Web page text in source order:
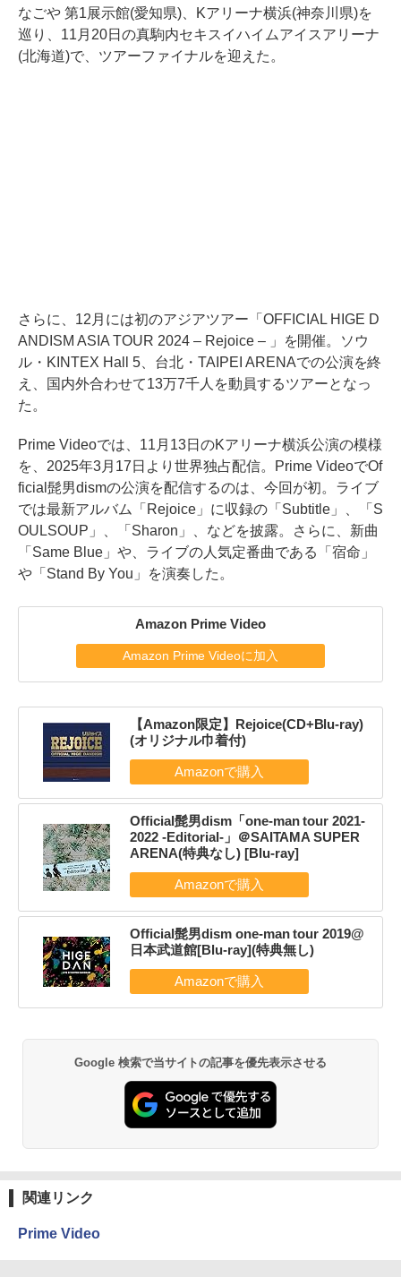
なごや 第1展示館(愛知県)、Kアリーナ横浜(神奈川県)を
巡り、11月20日の真駒内セキスイハイムアイスアリーナ
(北海道)で、ツアーファイナルを迎えた。
さらに、12月には初のアジアツアー「OFFICIAL HIGE D
ANDISM ASIA TOUR 2024 – Rejoice – 」を開催。ソウ
ル・KINTEX Hall 5、台北・TAIPEI ARENAでの公演を終
え、国内外合わせて13万7千人を動員するツアーとなっ
た。
Prime Videoでは、11月13日のKアリーナ横浜公演の模様
を、2025年3月17日より世界独占配信。Prime VideoでOf
ficial髭男dismの公演を配信するのは、今回が初。ライブ
では最新アルバム「Rejoice」に収録の「Subtitle」、「S
OULSOUP」、「Sharon」、などを披露。さらに、新曲
「Same Blue」や、ライブの人気定番曲である「宿命」
や「Stand By You」を演奏した。
Amazon Prime Video
Amazon Prime Videoに加入
【Amazon限定】Rejoice(CD+Blu-ray)
(オリジナル巾着付)
Official髭男dism「one-man tour 2021-
2022 -Editorial-」＠SAITAMA SUPER
ARENA(特典なし) [Blu-ray]
Official髭男dism one-man tour 2019@
日本武道館[Blu-ray](特典無し)
Google 検索で当サイトの記事を優先表示させる
関連リンク
Prime Video